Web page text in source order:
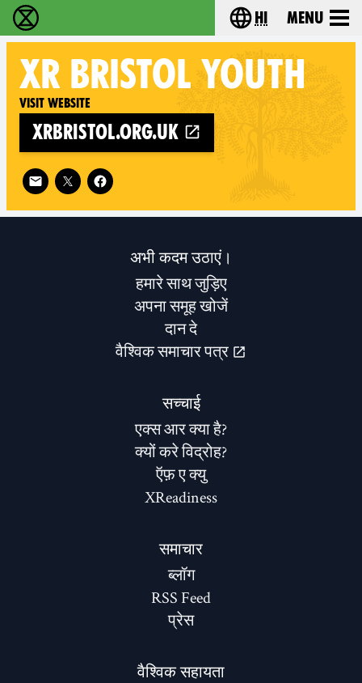
विलुप्ति विद्रोह - Home Choose your
hi Menu
XR BRISTOL YOUTH
Visit website
xrbristol.org.uk
Follow XR Bristol Youth on
अभी कदम उठाएं।
हमारे साथ जुड़िए
अपना समूह खोजें
दान दे
वैश्विक समाचार पत्र
सच्चाई
एक्स आर क्या है?
क्यों करे विद्रोह?
ऍफ़ ए क्यु
XReadiness
समाचार
ब्लॉग
RSS Feed
प्रेस
वैश्विक सहायता